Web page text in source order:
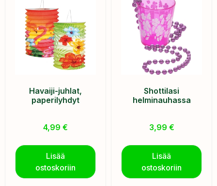
Havaiji-juhlat,
paperilyhdyt
4,99 €
Lisää
ostoskoriin
Shottilasi
helminauhassa
3,99 €
Lisää
ostoskoriin